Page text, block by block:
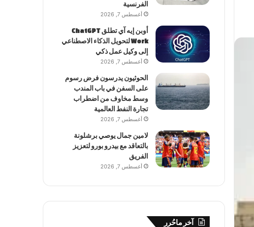
الفرنسية
أغسطس 7, 2026
أوبن إيه آي تطلق ChatGPT
Work لتحويل الذكاء الاصطناعي
إلى وكيل عمل ذكي
أغسطس 7, 2026
الحوثيون يدرسون فرض رسوم
على السفن في باب المندب
وسط مخاوف من اضطراب
تجارة النفط العالمية
أغسطس 7, 2026
لامين جمال يوصي برشلونة
بالتعاقد مع بيدرو بورو لتعزيز
الفريق
أغسطس 7, 2026
آخر ماحُرر